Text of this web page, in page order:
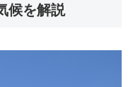
候を解説